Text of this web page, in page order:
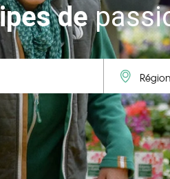
de